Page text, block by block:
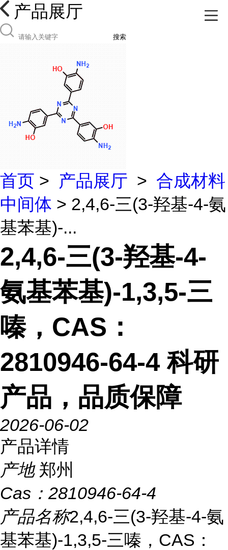
产品展厅
搜索
首页 > 产品展厅 > 合成材料
中间体 > 2,4,6-三(3-羟基-4-氨
基苯基)-...
2,4,6-三(3-羟基-4-
氨基苯基)-1,3,5-三
嗪，CAS：
2810946-64-4 科研
产品，品质保障
2026-06-02
产品详情
产地 郑州
Cas： 2810946-64-4
产品名称2,4,6-三(3-羟基-4-氨
基苯基)-1,3,5-三嗪，CAS：